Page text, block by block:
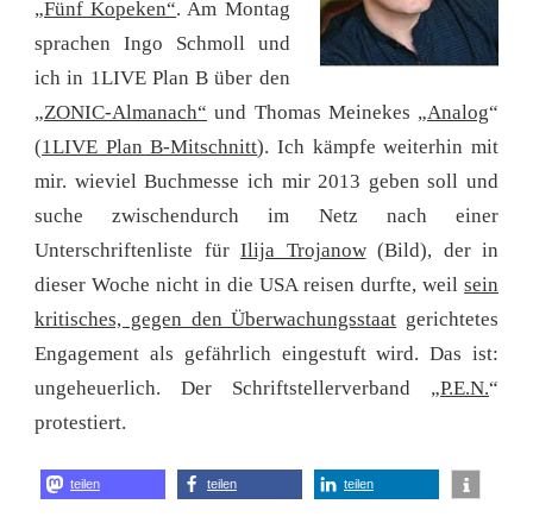
„Fünf Kopeken“. Am Montag
sprachen Ingo Schmoll und
ich in 1LIVE Plan B über den
„ZONIC-Almanach“ und Thomas Meinekes „Analog“
(1LIVE Plan B-Mitschnitt). Ich kämpfe weiterhin mit
mir. wieviel Buchmesse ich mir 2013 geben soll und
suche zwischendurch im Netz nach einer
Unterschriftenliste für Ilija Trojanow(Bild), der in
dieser Woche nicht in die USA reisen durfte, weil sein
kritisches, gegen den Überwachungsstaat gerichtetes
Engagement als gefährlich eingestuft wird. Das ist:
ungeheuerlich. Der Schriftstellerverband „P.E.N.“
protestiert.
teilen teilen teilen